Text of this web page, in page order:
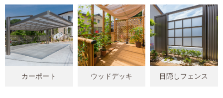
カーポート ウッドデッキ 目隠しフェンス